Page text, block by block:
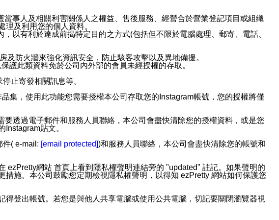
事人及相關利害關係人之權益、售後服務、經營合於營業登記項目或組織
及利用您的個人資料。
以有利於達成前揭特定目的之方式(包括但不限於電腦處理、郵寄、電話、
及防火牆來強化資訊安全，防止駭客攻擊以及異地備援。
護此類資料免於公司內外部的會員未經授權的存取。
止寄發相關訊息等。
集，使用此功能您需要授權本公司存取您的Instagram帳號，您的授權將僅
透過電子郵件和服務人員聯絡，本公司會盡快清除您的授權資料，或是您
貼文。
件( e-mail: [email protected])和服務人員聯絡，本公司會盡快清除您的帳號和
網站 首頁上看到隱私權聲明連結旁的 "updated" 註記。如果聲明的
施。本公司鼓勵您定期檢視隱私權聲明，以得知 ezPretty 網站如何保護您
登出帳號。若您是與他人共享電腦或使用公共電腦，切記要關閉瀏覽器視